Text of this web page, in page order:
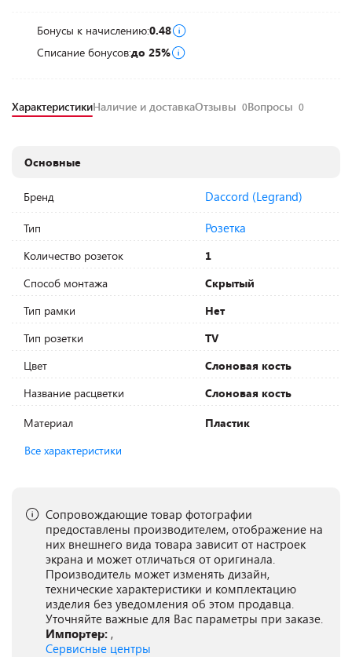
Бонусы к начислению:0.48
Списание бонусов:до 25%
ХарактеристикиНаличие и доставкаОтзывы 0Вопросы 0
Основные
Бренд Daccord (Legrand)
Тип Розетка
Количество розеток
1
Способ монтажа
Скрытый
Тип рамки
Нет
Тип розетки
TV
Цвет
Слоновая кость
Название расцветки
Слоновая кость
Материал
Пластик
Все характеристики
Сопровождающие товар фотографии
предоставлены производителем, отображение на
них внешнего вида товара зависит от настроек
экрана и может отличаться от оригинала.
Производитель может изменять дизайн,
технические характеристики и комплектацию
изделия без уведомления об этом продавца.
Уточняйте важные для Вас параметры при заказе.
Импортер: ,
Сервисные центры